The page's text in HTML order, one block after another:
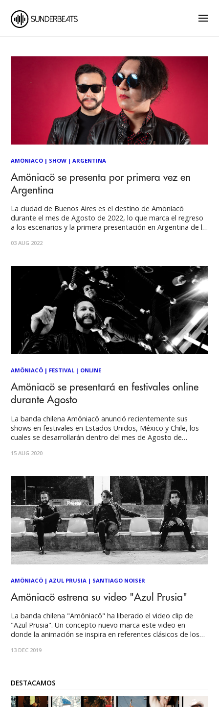
AMÖNIACÖ | SHOW |ARGENTINA
Amöniacö se presenta por primera vez en
Argentina
La ciudad de Buenos Aires es el destino de Amöniacö
durante el mes de Agosto de 2022, lo que marca el regreso
a los escenarios y la primera presentación en Argentina de la
voz y guitarras y Rod García en batería.
03 AUG 2022
AMÖNIACÖ | FESTIVAL | ONLINE
Amöniacö se presentará en festivales online
durante Agosto
La banda chilena Amöniacö anunció recientemente sus
shows en festivales en Estados Unidos, México y Chile, los
cuales se desarrollarán dentro del mes de Agosto de
Covid-19. Dentro de estos festivales están el "International
15 AUG 2020
AMÖNIACÖ |AZUL PRUSIA | SANTIAGO NOISER
Amöniacö estrena su video "Azul Prusia"
La banda chilena "Amöniacö" ha liberado el video clip de
"Azul Prusia". Un concepto nuevo marca este video en
donde la animación se inspira en referentes clásicos de los
vertical exclusivo para IGTV de "Instagram" y en formato
13 DEC 2019
DESTACAMOS